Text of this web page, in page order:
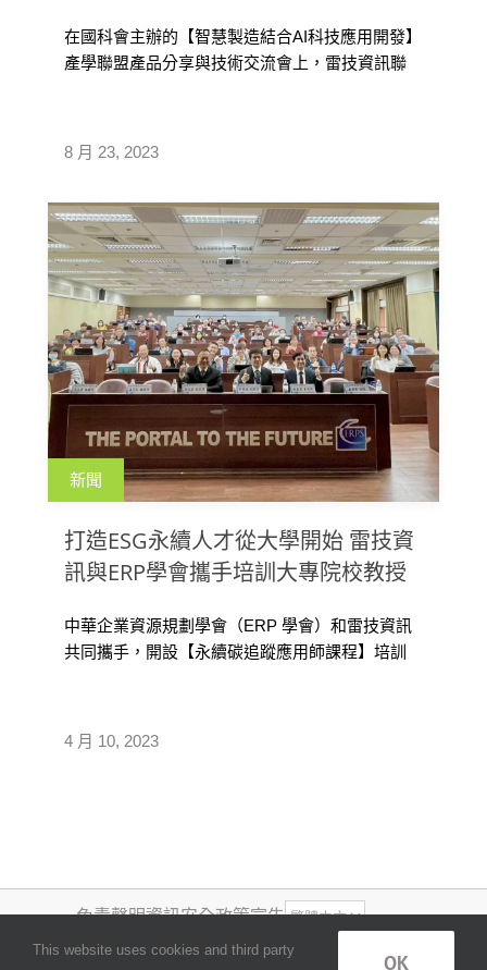
8 月 23, 2023
在國科會主辦的【智慧製造結合AI科技應用開發】
產學聯盟產品分享與技術交流會上，雷技資訊聯
應對溫室氣體盤查，並實現淨零減碳目標以落實
新聞
打造ESG永續人才從大學開始 雷技資
訊與ERP學會攜手培訓大專院校教授
4 月 10, 2023
中華企業資源規劃學會（ERP 學會）和雷技資訊
共同攜手，開設【永續碳追蹤應用師課程】培訓
1:2018「永續碳追蹤應用師」合格證照，學成教師
免責聲明資訊安全政策宣告
COPYRIGHT ©2026, QUANTUM
This website uses cookies and third party
OK